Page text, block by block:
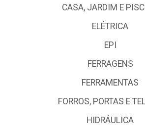
CASA, JARDIM E
ELÉTRICA
EPI
FERRAGENS
FERRAMENTAS
FORROS, PORTAS E
HIDRÁULICA